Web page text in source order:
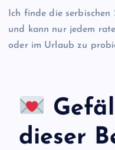
Ich finde die serbischen
und kann nur jedem
oder im Urlaub zu
dieser